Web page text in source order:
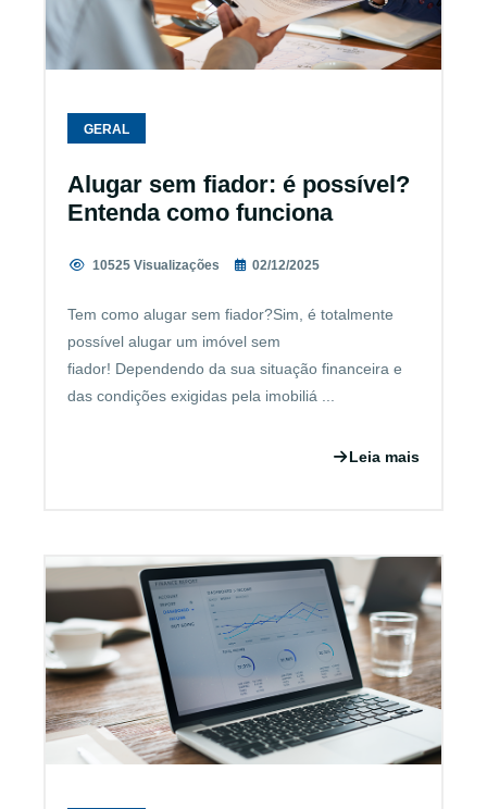
GERAL
Alugar sem fiador: é possível?
Entenda como funciona
10525 Visualizações 02/12/2025
Tem como alugar sem fiador?Sim, é totalmente
possível alugar um imóvel sem
fiador! Dependendo da sua situação financeira e
das condições exigidas pela imobiliá ...
Leia mais